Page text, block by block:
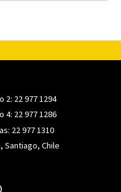
2: 22 977 1294
4: 22 977 1286
22 977 1310
Santiago, Chile